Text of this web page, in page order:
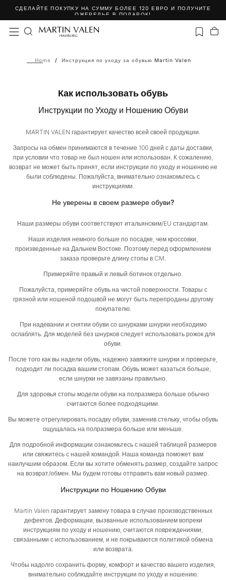
Skip
content
СДЕЛАЙТЕ ПОКУПКУ НА СУММУ БОЛЕЕ 120 ЕВРО И ПОЛУЧИТЕ
ОЖЕРЕЛЬЕ В ПОДАРОК!
Home / Инструкция по уходу за обувью Martin Valen
Как использовать обувь
Инструкции по Уходу и Ношению Обуви
MARTIN VALEN гарантирует качество всей своей продукции.
Запросы на обмен принимаются в течение 100 дней с даты доставки,
при условии что товар не был ношен или использован. К сожалению,
возврат не может быть принят, если инструкции по уходу и ношению не
были соблюдены. Пожалуйста, внимательно ознакомьтесь с
инструкциями.
Не уверены в своем размере обуви?
Наши размеры обуви соответствуют итальянским/EU стандартам.
Наши изделия немного больше по посадке, чем кроссовки,
произведенные на Дальнем Востоке. Поэтому перед оформлением
заказа проверьте длину стопы в CM.
Примеряйте правый и левый ботинок отдельно.
Пожалуйста, примеряйте обувь на чистой поверхности. Товары с
грязной или ношеной подошвой не могут быть перепроданы другому
покупателю.
При надевании и снятии обуви со шнурками шнурки необходимо
ослаблять. Для моделей без шнурков следует использовать рожок для
обуви.
После того как вы надели обувь, надежно завяжите шнурки и проверьте,
подходит ли посадка вашим стопам. Обувь может казаться больше,
если шнурки не завязаны правильно.
Для здоровья стопы модели обуви на полразмера больше обычно
считаются более подходящими.
Вы можете отрегулировать посадку обуви, заменив стельку, чтобы обувь
ощущалась на полразмера больше или меньше.
Для подробной информации ознакомьтесь с нашей таблицей размеров
или свяжитесь с нашей командой. Наша команда поможет вам
наилучшим образом. Если вы хотите обменять размер, создайте запрос
на возврат/обмен. Мы будем готовы отправить вам новый размер.
Инструкции по Ношению Обуви
Martin Valen гарантирует замену товара в случае производственных
дефектов. Деформации, вызванные использованием вопреки
инструкциям по уходу и ношению, считаются повреждениями,
связанными с использованием, и не покрываются политикой обмена
или возврата.
Чтобы надолго сохранить форму, комфорт и качество вашего изделия,
внимательно соблюдайте инструкции по уходу и ношению.